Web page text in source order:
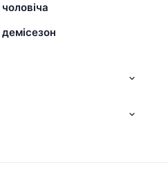
чоловіча
демісезон